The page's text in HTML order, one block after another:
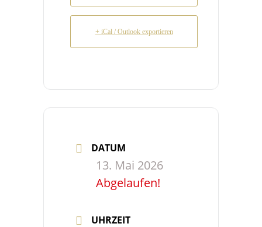
+ iCal / Outlook exportieren
DATUM
13. Mai 2026
Abgelaufen!
UHRZEIT